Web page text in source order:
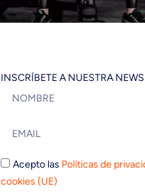
INSCRÍBETE A NUESTRA
Acepto las Políticas de
cookies (UE)